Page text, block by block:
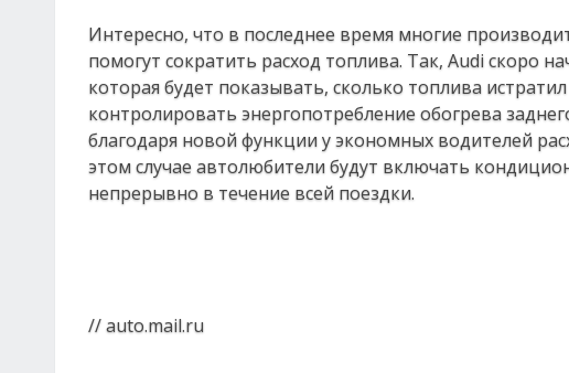
Интересно, что в последнее время многие
помогут сократить расход топлива. Так, Audi скоро
которая будет показывать, сколько топлива
контролировать энергопотребление обогрева
благодаря новой функции у экономных водителей
этом случае автолюбители будут включать
непрерывно в течение всей поездки.
// auto.mail.ru